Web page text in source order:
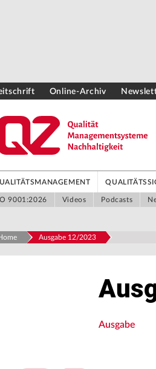
Online-Archiv
9001:2026 Videos Podcasts
Ausgabe 12/2023
Ausgabe